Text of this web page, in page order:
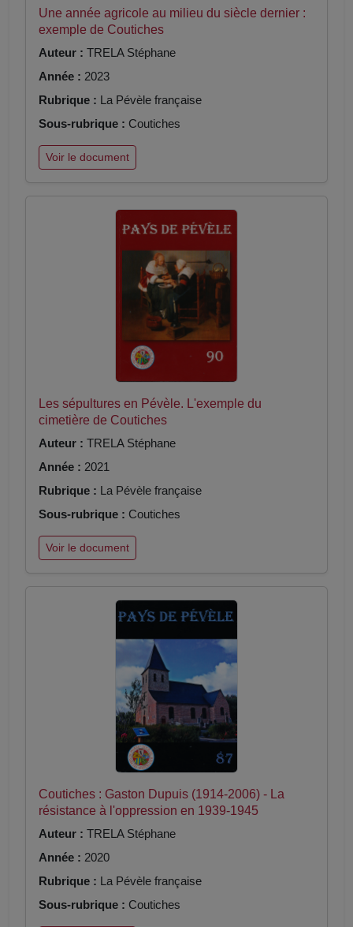
Une année agricole au milieu du siècle dernier :
exemple de Coutiches
Auteur : TRELA Stéphane
Année : 2023
Rubrique : La Pévèle française
Sous-rubrique : Coutiches
Voir le document
Les sépultures en Pévèle. L'exemple du
cimetière de Coutiches
Auteur : TRELA Stéphane
Année : 2021
Rubrique : La Pévèle française
Sous-rubrique : Coutiches
Voir le document
Coutiches : Gaston Dupuis (1914-2006) - La
résistance à l'oppression en 1939-1945
Auteur : TRELA Stéphane
Année : 2020
Rubrique : La Pévèle française
Sous-rubrique : Coutiches